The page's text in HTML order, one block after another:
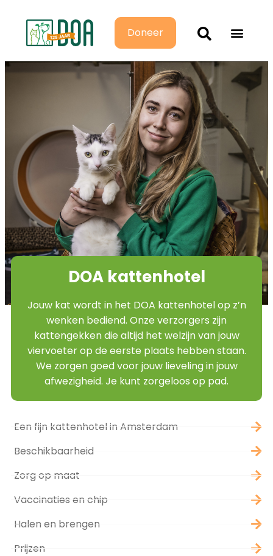
Doneer
DOA kattenhotel
Jouw kat wordt in het DOA kattenhotel op z’n
wenken bediend. Onze verzorgers zijn
kattengekken die altijd het welzijn van jouw
viervoeter op de eerste plaats hebben staan.
We zorgen goed voor jouw lieveling in jouw
afwezigheid. Je kunt zorgeloos op pad.
Een fijn kattenhotel in Amsterdam
Beschikbaarheid
Zorg op maat
Vaccinaties en chip
Halen en brengen
Prijzen